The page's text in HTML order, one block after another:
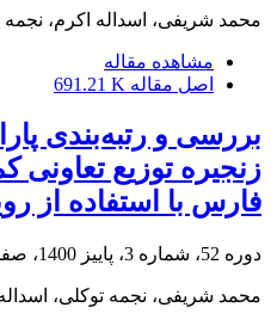
محمد شریفی، اسداله اکرم، نجمه
مشاهده مقاله
اصل مقاله 691.21 K
بررسی و رتبه‌بندی
زنجیره توزیع تعاونی
فارس با استفاده از
دوره 52، شماره 3، پاییز 1400، صفحه
محمد شریفی، نجمه توکلی،